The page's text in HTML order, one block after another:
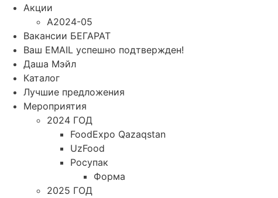
Акции
A2024-05
Вакансии БЕГАРАТ
Ваш EMAIL успешно подтвержден!
Даша Мэйл
Каталог
Лучшие предложения
Мероприятия
2024 ГОД
FoodExpo Qazaqstan
UzFood
Росупак
Форма
2025 ГОД